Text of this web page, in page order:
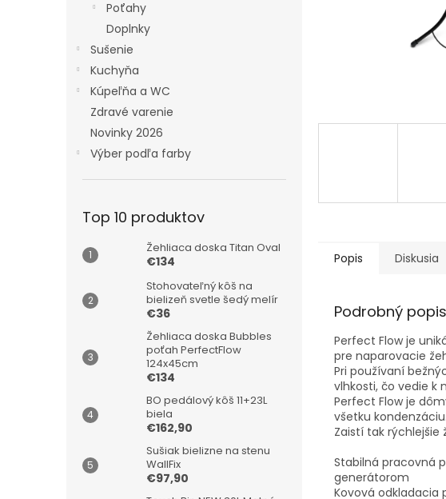
Poťahy
Doplnky
Sušenie
Kuchyňa
Kúpeľňa a WC
Zdravé varenie
Novinky 2026
Výber podľa farby
Top 10 produktov
Žehliaca doska Titan Oval
€134
Stohovateľný kôš na
bielizeň svetle šedý melír
€36
Žehliaca doska Bubbles
poťah PerfectFlow
124x45cm
€134
BO pedálový kôš 11+23L
biela
€162,90
Sušiak bielizne na stenu
WallFix
€97,90
Popis Diskusia
Podrobný popis
Perfect Flow je
pre naparovacie
Pri používaní
vlhkosti, čo vedie k
Perfect Flow je
všetku kondenzáciu.
Zaistí tak rýchlejšie
Stabilná pracovná
generátorom
Kovová odkladacia